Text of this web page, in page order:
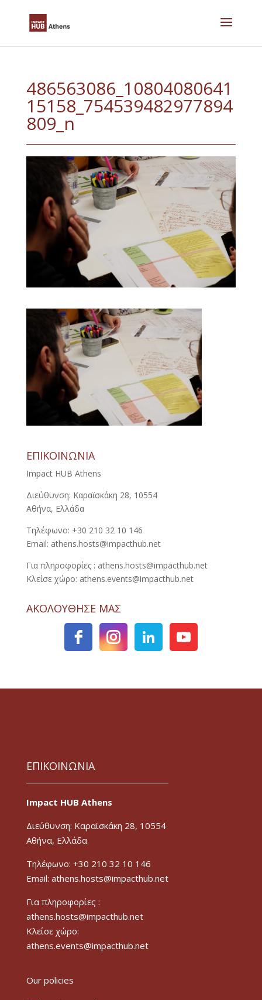
486563086_10804080641
15158_754539482977894
809_n
ΕΠΙΚΟΙΝΩΝΙΑ
Impact HUB Athens
Διεύθυνση: Καραϊσκάκη 28, 10554
Αθήνα, Ελλάδα
Τηλέφωνο: +30 210 32 10 146
Email: athens.hosts@impacthub.net
Για πληροφορίες : athens.hosts@impacthub.net
Κλείσε χώρο: athens.events@impacthub.net
ΑΚΟΛΟΥΘΗΣΕ ΜΑΣ
ΕΠΙΚΟΙΝΩΝΙΑ
Impact HUB Athens
Διεύθυνση: Καραϊσκάκη 28, 10554
Αθήνα, Ελλάδα
Τηλέφωνο: +30 210 32 10 146
Email: athens.hosts@impacthub.net
Για πληροφορίες :
athens.hosts@impacthub.net
Κλείσε χώρο:
athens.events@impacthub.net
Our policies